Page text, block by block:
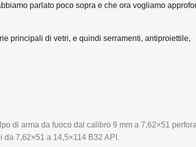
parlato poco sopra e che ora vogliamo
principali di vetri, e quindi serramenti, antiproiettile,
di arma da fuoco dal calibro 9 mm a 7,62×51
7,62×51 a 14,5×114 B32 API.